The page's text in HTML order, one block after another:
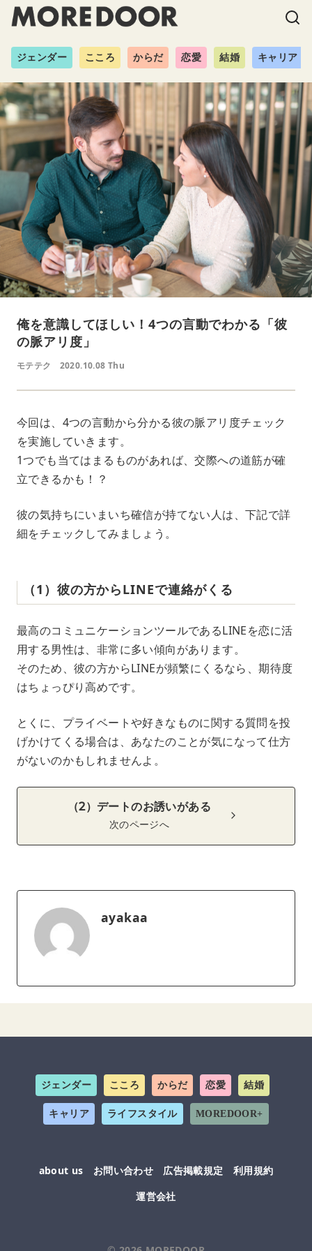
ジェンダー こころ からだ 恋愛 結婚 キャリア
俺を意識してほしい！4つの言動でわかる「彼
の脈アリ度」
モテテク 2020.10.08 Thu
今回は、4つの言動から分かる彼の脈アリ度チェック
を実施していきます。
1つでも当てはまるものがあれば、交際への道筋が確
立できるかも！？
彼の気持ちにいまいち確信が持てない人は、下記で詳
細をチェックしてみましょう。
（1）彼の方からLINEで連絡がくる
最高のコミュニケーションツールであるLINEを恋に活
用する男性は、非常に多い傾向があります。
そのため、彼の方からLINEが頻繁にくるなら、期待度
はちょっぴり高めです。
とくに、プライベートや好きなものに関する質問を投
げかけてくる場合は、あなたのことが気になって仕方
がないのかもしれませんよ。
（2）デートのお誘いがある
次のページへ
ayakaa
ジェンダー こころ からだ 恋愛 結婚
キャリア ライフスタイル MOREDOOR+
about us お問い合わせ 広告掲載規定
利用規約
運営会社